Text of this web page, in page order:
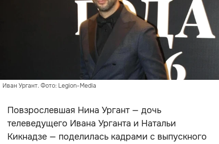
Иван Ургант. Фото: Legion-Media
Повзрослевшая Нина Ургант — дочь
телеведущего Ивана Урганта и Натальи
Кикнадзе — поделилась кадрами с выпускного